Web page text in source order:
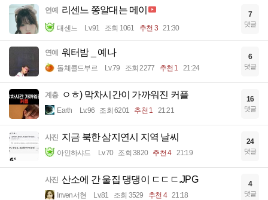
연예 리센느 쫑알대는 메이
대센느 Lv.91 조회 1061 추천 3 21:30
7
댓글
연예 워터밤 _ 예나
돌체콜드부르 Lv.79 조회 2277 추천 1 21:24
6
댓글
계층 ㅇㅎ) 막차시간이 가까워진 커플
Earth Lv.96 조회 6201 추천 1 21:21
16
댓글
사진 지금 북한 삼지연시 지역 날씨
아인하샤드 Lv.70 조회 3820 추천 4 21:19
24
댓글
사진 산소에 간 울집 댕댕이 ㄷㄷㄷ.JPG
Inven서현 Lv.81 조회 3529 추천 4 21:18
4
댓글